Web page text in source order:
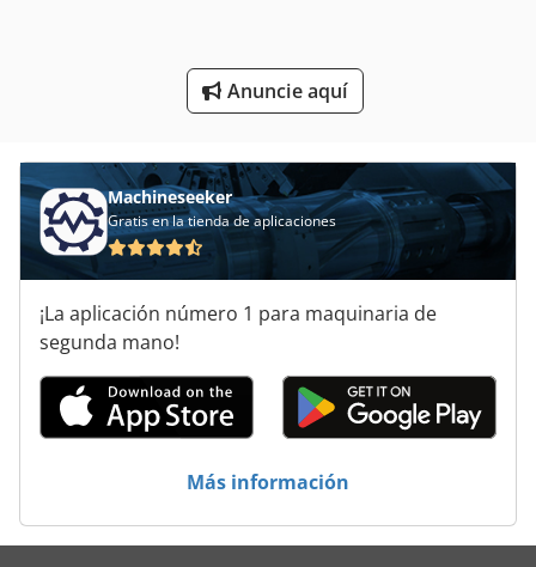
Anuncie aquí
Máquinas De Cepillado
Peine De Aderezo Y Cepilladora De Grueso
Machineseeker
Gratis en la tienda de aplicaciones
¡La aplicación número 1 para maquinaria de
segunda mano!
Más información